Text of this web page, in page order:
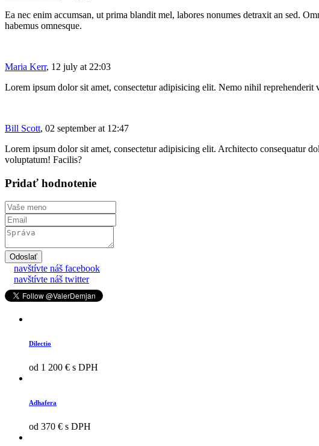
Ea nec enim accumsan, ut prima blandit mel, labores nonumes detraxit an sed.
habemus omnesque.
Maria Kerr, 12 july at 22:03
Lorem ipsum dolor sit amet, consectetur adipisicing elit. Nemo nihil
Bill Scott, 02 september at 12:47
Lorem ipsum dolor sit amet, consectetur adipisicing elit. Architecto consequatur
voluptatum! Facilis?
Pridať hodnotenie
Odoslať
navštívte náš facebook
navštívte náš twitter
Dilectio
od 1 200 € s DPH
Adhafera
od 370 € s DPH